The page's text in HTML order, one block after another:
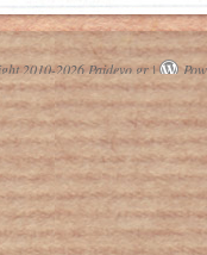
2010-2026 Paidevo.gr |